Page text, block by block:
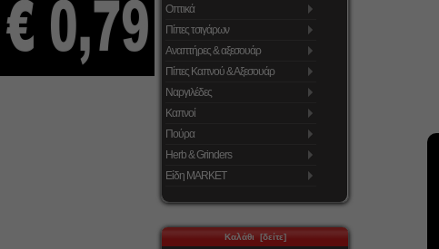
Οπτικά
Πίπες τσιγάρων
Αναπτήρες & αξεσουάρ
Πίπες Καπνού & Αξεσουάρ
Ναργιλέδες
Καπνοί
Πούρα
Herb & Grinders
Είδη MARKET
Καλάθι [δείτε]